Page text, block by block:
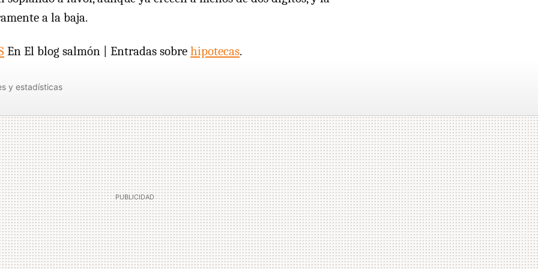
a la baja.
En El blog salmón | Entradas sobre hipotecas.
y estadísticas